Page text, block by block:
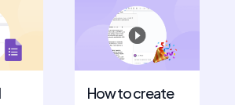
How to create